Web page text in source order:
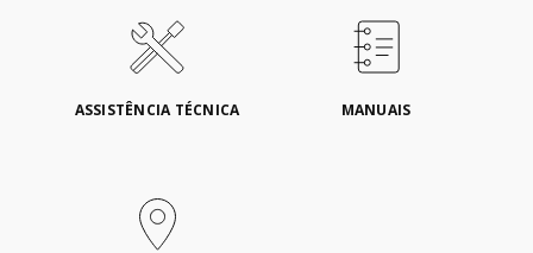
ASSISTÊNCIA TÉCNICA MANUAIS